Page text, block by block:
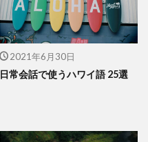
2021年6月30日
日常会話で使うハワイ語 25選